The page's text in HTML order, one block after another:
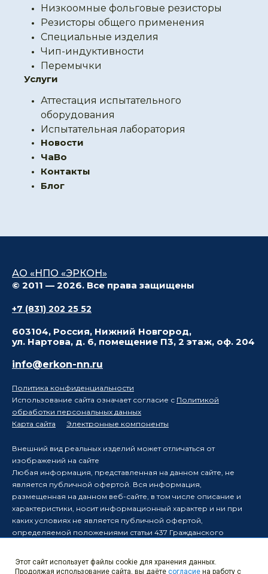
Низкоомные фольговые резисторы
Резисторы общего применения
Специальные изделия
Чип-индуктивности
Перемычки
Услуги
Аттестация испытательного
оборудования
Испытательная лаборатория
Новости
ЧаВо
Контакты
Блог
АО «НПО «ЭРКОН»
© 2011 — 2026. Все права защищены
+7 (831) 202 25 52
603104, Россия, Нижний Новгород,
ул. Нартова, д. 6, помещение П3, 2 этаж, оф. 204
info@erkon-nn.ru
Политика конфиденциальности
Использование сайта означает согласие с Политикой
обработки персональных данных
Карта сайта
Электронные компоненты
Внешний вид реальных изделий может отличаться от
изображений на сайте
Любая информация, представленная на данном сайте, не
является публичной офертой. Вся информация,
размещенная на данном веб-сайте, в том числе описание и
характеристики, носит информационный характер и ни при
каких условиях не является публичной офертой,
определяемой положениями статьи 437 Гражданского
Производитель оставляет за собой право в одностороннем
порядке вносить изменения в информацию, размещенную на
Этот сайт использует файлы cookie для хранения данных.
Продолжая использование сайта, вы даёте согласие на работу с